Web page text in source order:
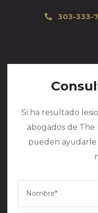
303-333-
Si ha resultado
abogados de The
pueden ayudarle